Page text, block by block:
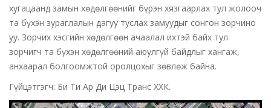
хугацаанд замын хөдөлгөөнийг бүрэн хязгаарлах тул жолооч
та бүхэн зураглалын дагуу туслах замуудыг сонгон зорчино
уу. Зорчих хэсгийн хөдөлгөөн ачаалал ихтэй байх тул
зорчигч та бүхэн хөдөлгөөний аюулгүй байдлыг хангаж,
анхаарал болгоомжтой оролцохыг зөвлөж байна.
Гүйцэтгэгч: Би Ти Ар Ди Цэц Транс ХХК.